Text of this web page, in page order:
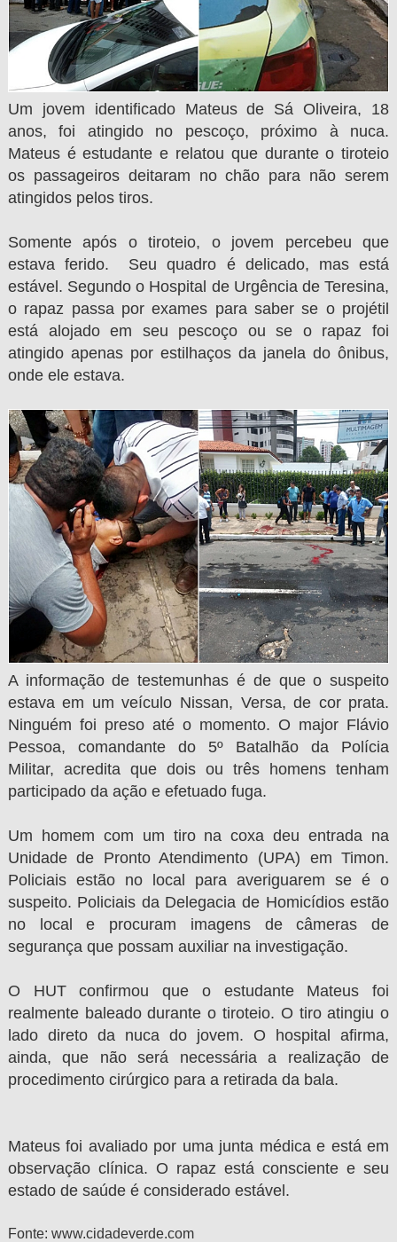
Um jovem identificado Mateus de Sá Oliveira, 18
anos, foi atingido no pescoço, próximo à nuca.
Mateus é estudante e relatou que durante o tiroteio
os passageiros deitaram no chão para não serem
atingidos pelos tiros.
Somente após o tiroteio, o jovem percebeu que
estava ferido. Seu quadro é delicado, mas está
estável. Segundo o Hospital de Urgência de Teresina,
o rapaz passa por exames para saber se o projétil
está alojado em seu pescoço ou se o rapaz foi
atingido apenas por estilhaços da janela do ônibus,
onde ele estava.
A informação de testemunhas é de que o suspeito
estava em um veículo Nissan, Versa, de cor prata.
Ninguém foi preso até o momento. O major Flávio
Pessoa, comandante do 5º Batalhão da Polícia
Militar, acredita que dois ou três homens tenham
participado da ação e efetuado fuga.
Um homem com um tiro na coxa deu entrada na
Unidade de Pronto Atendimento (UPA) em Timon.
Policiais estão no local para averiguarem se é o
suspeito. Policiais da Delegacia de Homicídios estão
no local e procuram imagens de câmeras de
segurança que possam auxiliar na investigação.
O HUT confirmou que o estudante Mateus foi
realmente baleado durante o tiroteio. O tiro atingiu o
lado direto da nuca do jovem. O hospital afirma,
ainda, que não será necessária a realização de
procedimento cirúrgico para a retirada da bala.
Mateus foi avaliado por uma junta médica e está em
observação clínica. O rapaz está consciente e seu
estado de saúde é considerado estável.
Fonte: www.cidadeverde.com